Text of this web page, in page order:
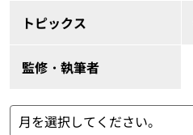
トピックス
監修・執筆者